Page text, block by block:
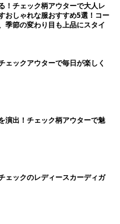
！チェック柄アウターで大人レ
おしゃれな服おすすめ5選！コー
季節の変わり目も上品にスタイ
ェックアウターで毎日が楽しく
演出！チェック柄アウターで魅
ェックのレディースカーディガ